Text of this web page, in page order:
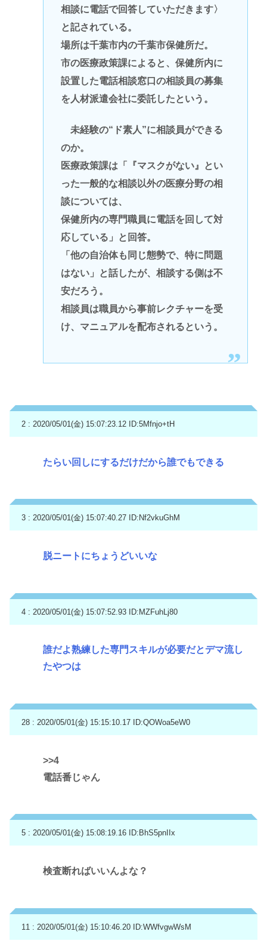
相談に電話で回答していただきます〉
と記されている。
場所は千葉市内の千葉市保健所だ。
市の医療政策課によると、保健所内に
設置した電話相談窓口の相談員の募集
を人材派遣会社に委託したという。
未経験の“ド素人”に相談員ができる
のか。
医療政策課は「『マスクがない』とい
った一般的な相談以外の医療分野の相
談については、
保健所内の専門職員に電話を回して対
応している」と回答。
「他の自治体も同じ態勢で、特に問題
はない」と話したが、相談する側は不
安だろう。
相談員は職員から事前レクチャーを受
け、マニュアルを配布されるという。
2 : 2020/05/01(金) 15:07:23.12 ID:5Mfnjo+tH
たらい回しにするだけだから誰でもできる
3 : 2020/05/01(金) 15:07:40.27 ID:Nf2vkuGhM
脱ニートにちょうどいいな
4 : 2020/05/01(金) 15:07:52.93 ID:MZFuhLj80
誰だよ熟練した専門スキルが必要だとデマ流し
たやつは
28 : 2020/05/01(金) 15:15:10.17 ID:QOWoa5eW0
>>4
電話番じゃん
5 : 2020/05/01(金) 15:08:19.16 ID:BhS5pnIIx
検査断ればいいんよな？
11 : 2020/05/01(金) 15:10:46.20 ID:WWfvgwWsM